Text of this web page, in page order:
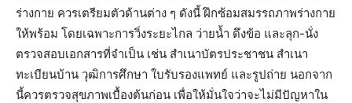
ร่างกาย ควรเตรียมตัวด้านต่าง ๆ ดังนี้ ฝึกซ้อมสมรรถภาพร่างกาย
ให้พร้อม โดยเฉพาะการวิ่งระยะไกล ว่ายน้ำ ดึงข้อ และลุก-นั่ง
ตรวจสอบเอกสารที่จำเป็น เช่น สำเนาบัตรประชาชน สำเนา
ทะเบียนบ้าน วุฒิการศึกษา ใบรับรองแพทย์ และรูปถ่าย นอกจาก
นี้ควรตรวจสุขภาพเบื้องต้นก่อน เพื่อให้มั่นใจว่าจะไม่มีปัญหาใน